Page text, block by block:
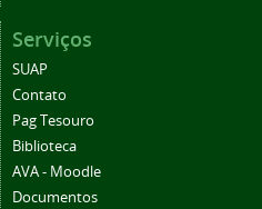
Serviços
SUAP
Contato
Pag Tesouro
Biblioteca
AVA - Moodle
Documentos